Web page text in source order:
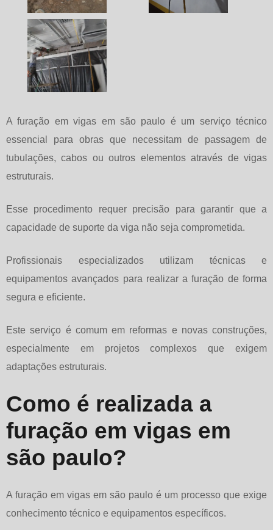
Afuração em vigas em são paulo é um serviço técnico
essencial para obras que necessitam de passagem de
tubulações, cabos ou outros elementos através de vigas
estruturais.
Esse procedimento requer precisão para garantir que a
capacidade de suporte da viga não seja comprometida.
Profissionais especializados utilizam técnicas e
equipamentos avançados para realizar a furação de forma
segura e eficiente.
Este serviço é comum em reformas e novas construções,
especialmente em projetos complexos que exigem
adaptações estruturais.
Como é realizada a
furação em vigas em
são paulo?
A furação em vigas em são paulo é um processo que exige
conhecimento técnico e equipamentos específicos.